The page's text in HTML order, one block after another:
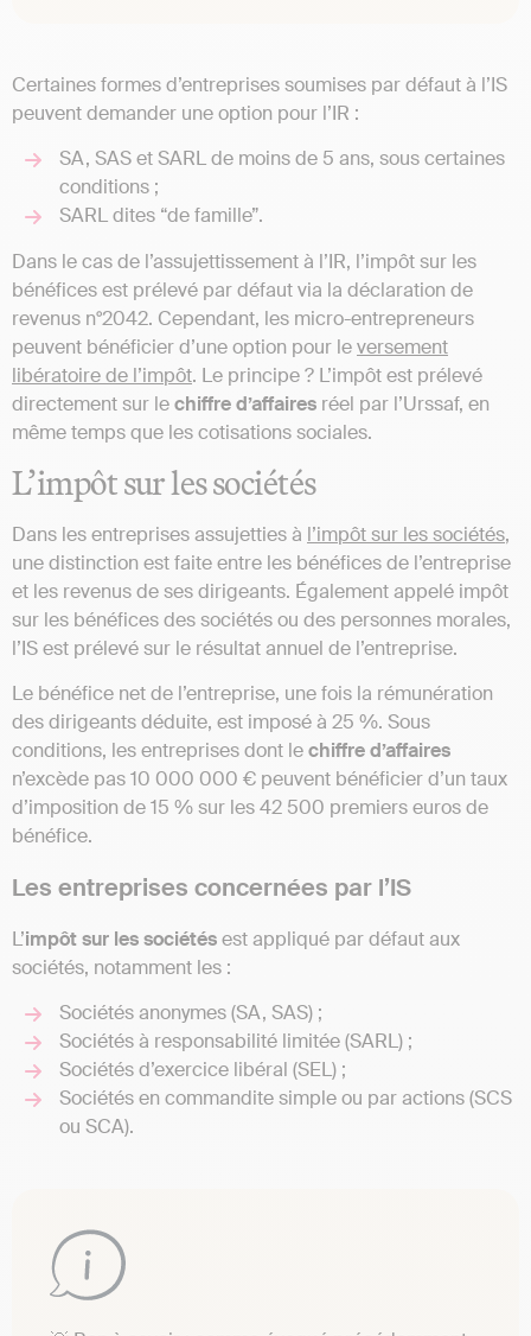
Certaines formes d’entreprises soumises par défaut à l’IS
peuvent demander une option pour l’IR :
SA, SAS et SARL de moins de 5 ans, sous certaines
conditions ;
SARL dites “de famille”.
Dans le cas de l’assujettissement à l’IR, l’impôt sur les
bénéfices est prélevé par défaut via la déclaration de
revenus n°2042. Cependant, les micro-entrepreneurs
peuvent bénéficier d’une option pour leversement
libératoire de l’impôt. Le principe ? L’impôt est prélevé
directement sur lechiffre d’affaires réel par l’Urssaf, en
même temps que les cotisations sociales.
L’impôt sur les sociétés
Dans les entreprises assujetties à l’impôt sur les sociétés,
une distinction est faite entre les bénéfices de l’entreprise
et les revenus de ses dirigeants. Également appelé impôt
sur les bénéfices des sociétés ou des personnes morales,
l’IS est prélevé sur le résultat annuel de l’entreprise.
Le bénéfice net de l’entreprise, une fois la rémunération
des dirigeants déduite, est imposé à 25 %. Sous
conditions, les entreprises dont lechiffre d’affaires
n’excède pas 10 000 000 € peuvent bénéficier d’un taux
d’imposition de 15 % sur les 42 500 premiers euros de
bénéfice.
Les entreprises concernées par l’IS
L’impôt sur les sociétésest appliqué par défaut aux
sociétés, notamment les :
Sociétés anonymes (SA, SAS) ;
Sociétés à responsabilité limitée (SARL) ;
Sociétés d’exercice libéral (SEL) ;
Sociétés en commandite simple ou par actions (SCS
ou SCA).